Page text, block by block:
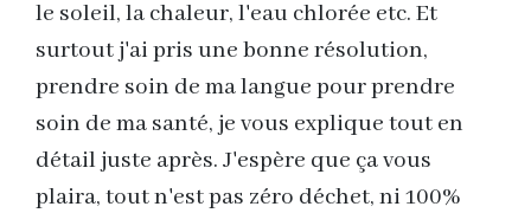
le soleil, la chaleur, l'eau chlorée etc. Et
surtout j'ai pris une bonne résolution,
prendre soin de ma langue pour prendre
soin de ma santé, je vous explique tout en
détail juste après. J'espère que ça vous
plaira, tout n'est pas zéro déchet, ni 100%